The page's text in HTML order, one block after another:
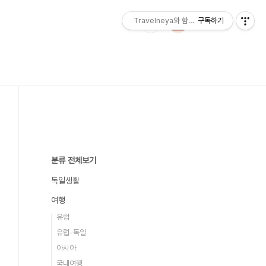
분류 전체보기
독일생활
여행
유럽
유럽-독일
아시아
국내여행
Travelneya와 함께하는 세계여행
구독하기